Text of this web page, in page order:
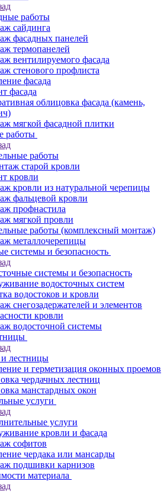
работы
сайдинга
фасадных панелей
термопанелей
вентилируемого фасада
стенового профлиста
фасада
фасада
облицовка фасада (камень,
мягкой фасадной плитки
работы
работы
старой кровли
кровли
кровли из натуральной черепицы
фальцевой кровли
профнастила
мягкой провли
работы (комплексный монтаж)
металлочерепицы
системы и безопасность
системы и безопасность
водосточных систем
водостоков и кровли
снегозадержателей и элементов
кровли
водосточной системы
лестницы
и герметизация оконных проемов
чердачных лестниц
манстардных окон
услуги
услуги
кровли и фасада
софитов
чердака или мансарды
подшивки карнизов
материала